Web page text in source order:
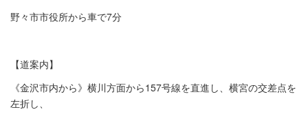
野々市市役所から車で7分
【道案内】
《金沢市内から》横川方面から157号線を直進し、横宮の交差点を
左折し、